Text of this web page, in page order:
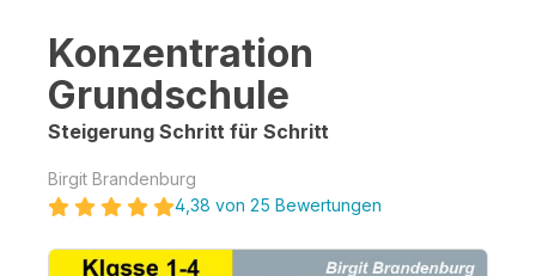
Konzentration
Grundschule
Steigerung Schritt für Schritt
Birgit Brandenburg
4,38 von 25 Bewertungen
Bildergalerie überspringen